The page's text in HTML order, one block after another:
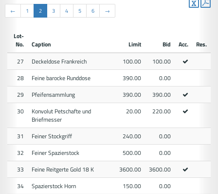
← 1 2 3 4 5 6 →
Lot-
No.
Caption Limit Bid Acc.
Res.
27
Deckeldose Frankreich 100.00
100.00
28
Feine barocke Runddose 390.00
0.00
29
Pfeifensammlung 390.00
390.00
30
Konvolut Petschafte und
Briefmesser
20.00 220.00
31 Feiner Stockgriff 240.00
0.00
32
Feiner Spazierstock 500.00
0.00
33
Feine Reitgerte Gold 18 K 3600.00
3600.00
34
Spazierstock Horn 150.00
0.00